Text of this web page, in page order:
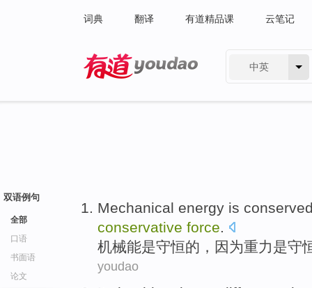
词典 翻译 有道精品课 云笔记
中英
双语例句
全部
口语
书面语
论文
Mechanical energy is
conservative force.
机械能是守恒的， 因为重力是守
youdao